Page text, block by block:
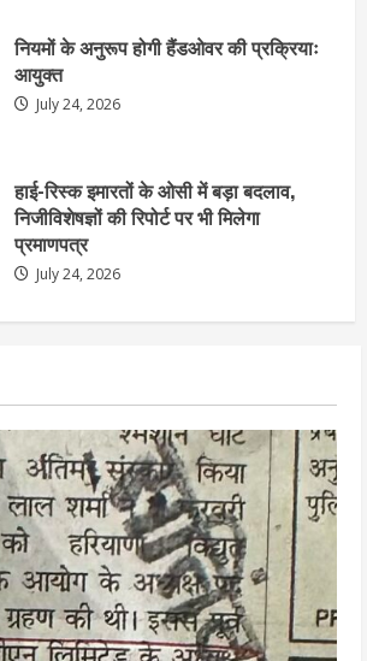
हाई-रिस्क इमारतों के ओसी में बड़ा बदलाव,
निजीविशेषज्ञों की रिपोर्ट पर भी मिलेगा
प्रमाणपत्र
July 24, 2026
एचईआरसी के अध्यक्ष नंद लाल का निधन
July 24, 2026
निर्धारित मानक व नियम का बारीकी से किया
जाएगा परीक्षण, तब कार्रवाई
July 24, 2026